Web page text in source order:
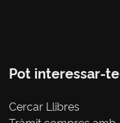
Pot interessar-te
Cercar Llibres